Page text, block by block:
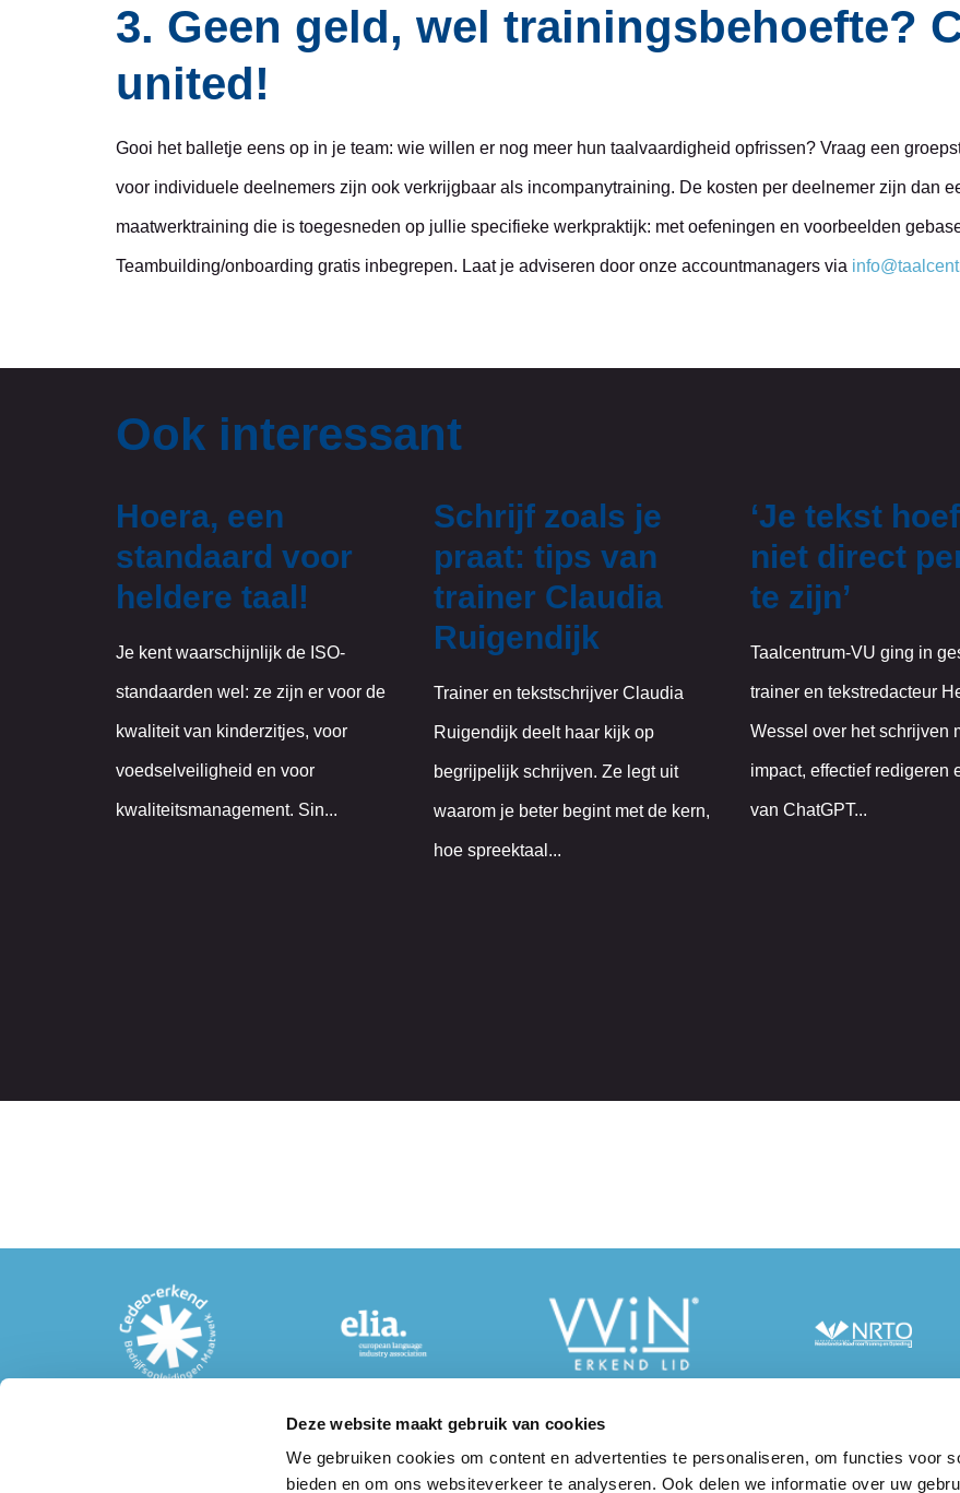
Deze website maakt gebruik van cookies
We gebruiken cookies om content en advertenties te personaliseren, om functies voor
bieden en om ons websiteverkeer te analyseren. Ook delen we informatie over uw
3. Geen geld, wel trainingsbehoefte?
united!
Gooi het balletje eens op in je team: wie willen er nog meer hun taalvaardigheid opfrissen? Vraag een
voor individuele deelnemers zijn ook verkrijgbaar als incompanytraining. De kosten per deelnemer zijn dan
maatwerktraining die is toegesneden op jullie specifieke werkpraktijk: met oefeningen en voorbeelden
Teambuilding/onboarding gratis inbegrepen. Laat je adviseren door onze accountmanagers via
Ook interessant
Hoera, een
standaard voor
heldere taal!
Je kent waarschijnlijk de ISO-
standaarden wel: ze zijn er voor de
kwaliteit van kinderzitjes, voor
voedselveiligheid en voor
kwaliteitsmanagement. Sin...
Schrijf zoals je
praat: tips van
trainer Claudia
Ruigendijk
Trainer en tekstschrijver Claudia
Ruigendijk deelt haar kijk op
begrijpelijk schrijven. Ze legt uit
waarom je beter begint met de kern,
hoe spreektaal...
‘Je tekst
niet direct
te zijn’
Taalcentrum-VU ging in
trainer en tekstredacteur
Wessel over het schrijven
impact, effectief redigeren
van ChatGPT...
Bezoekadres